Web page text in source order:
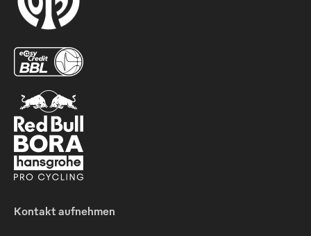
Kontakt aufnehmen